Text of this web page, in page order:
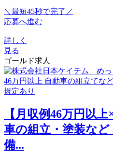
＼最短45秒で完了／
応募へ進む
詳しく
見る
ゴールド求人
【月収例46万円以
車の組立・塗装な
備...